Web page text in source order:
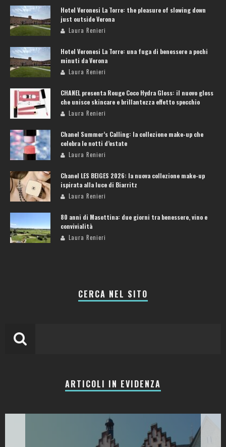
Hotel Veronesi La Torre: the pleasure of slowing down
just outside Verona
Laura Renieri
Hotel Veronesi La Torre: una fuga di benessere a pochi
minuti da Verona
Laura Renieri
CHANEL presenta Rouge Coco Hydra Gloss: il nuovo gloss
che unisce skincare e brillantezza effetto specchio
Laura Renieri
Chanel Summer’s Calling: la collezione make-up che
celebra le notti d’estate
Laura Renieri
Chanel LES BEIGES 2026: la nuova collezione make-up
ispirata alla luce di Biarritz
Laura Renieri
80 anni di Masottina: due giorni tra benessere, vino e
convivialità
Laura Renieri
CERCA NEL SITO
ARTICOLI IN EVIDENZA